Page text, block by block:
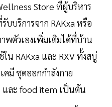
Store ที่ผู้บริหาร
บบริการจาก RAKxa หรือ
พตัวเองเพิ่มเติมได้ที่บ้าน
น RAKxa และ RXV ทั้งสบู่
มี ชุดออกกำลังกาย
และ food item เป็นต้น